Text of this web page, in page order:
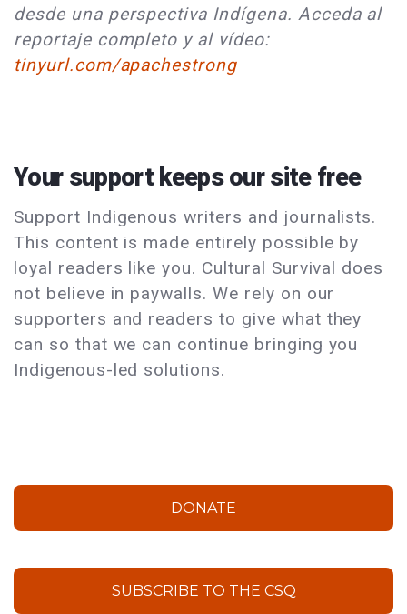
desde una perspectiva Indígena. Acceda al
reportaje completo y al vídeo:
tinyurl.com/apachestrong
Your support keeps our site free
Support Indigenous writers and journalists.
This content is made entirely possible by
loyal readers like you. Cultural Survival does
not believe in paywalls. We rely on our
supporters and readers to give what they
can so that we can continue bringing you
Indigenous-led solutions.
DONATE
SUBSCRIBE TO THE CSQ